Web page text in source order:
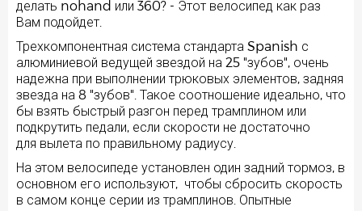
делать nohand или 360? - Этот велосипед как раз
Вам подойдет.
Трехкомпонентная система стандарта Spanish с
алюминиевой ведущей звездой на 25 "зубов", очень
надежна при выполнении трюковых элементов, задняя
звезда на 8 "зубов". Такое соотношение идеально, что
бы взять быстрый разгон перед трамплином или
подкрутить педали, если скорости не достаточно
для вылета по правильному радиусу.
На этом велосипеде установлен один задний тормоз, в
основном его используют, чтобы сбросить скорость
в самом конце серии из трамплинов. Опытные